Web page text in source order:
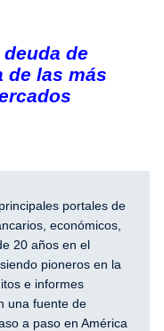
de
de las más
portales de
económicos,
20 años en el
pioneros en la
e informes
una fuente de
a paso en América